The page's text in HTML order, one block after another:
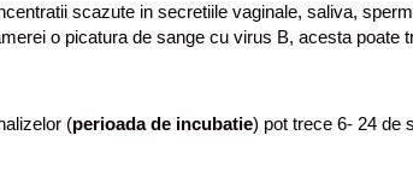
scazute in secretiile vaginale, saliva,
o picatura de sange cu virus B, acesta poate
(perioada de incubatie) pot trece 6- 24 de